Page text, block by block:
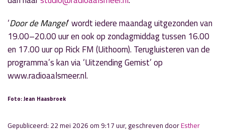
‘Door de Mangel’ wordt iedere maandag uitgezonden van
19.00–20.00 uur en ook op zondagmiddag tussen 16.00
en 17.00 uur op Rick FM (Uithoorn). Terugluisteren van de
programma’s kan via ‘Uitzending Gemist’ op
www.radioaalsmeer.nl.
Foto: Jean Haasbroek
Gepubliceerd: 22 mei 2026 om 9:17 uur, geschreven doorEsther